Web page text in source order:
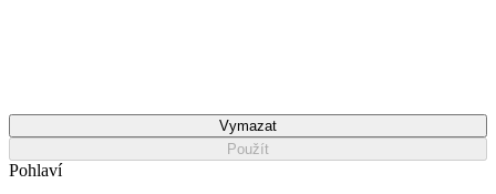
Vymazat
Použít
Pohlaví